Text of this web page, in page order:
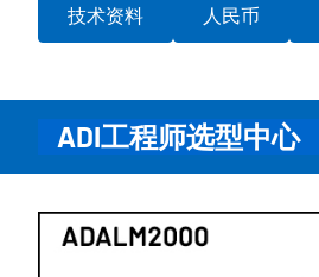
技术资料 人民币
ADI工程师选型中心